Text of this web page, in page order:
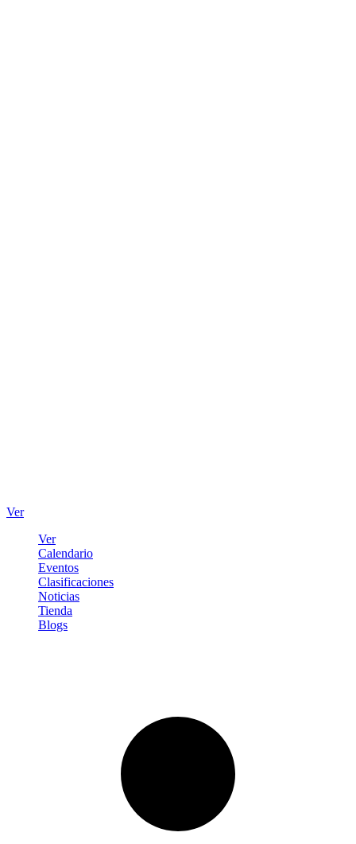
Ver
Ver
Calendario
Eventos
Clasificaciones
Noticias
Tienda
Blogs